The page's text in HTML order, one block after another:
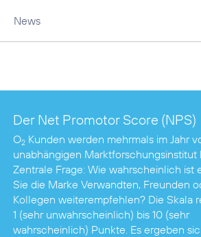
News
Der Net Promotor Score (NPS)
O2 Kunden werden mehrmals im Jahr
unabhängigen Marktforschungsinstitut
Zentrale Frage: Wie wahrscheinlich ist
Sie die Marke Verwandten, Freunden
Kollegen weiterempfehlen? Die Skala
1 (sehr unwahrscheinlich) bis 10 (sehr
wahrscheinlich) Punkte. Es ergeben